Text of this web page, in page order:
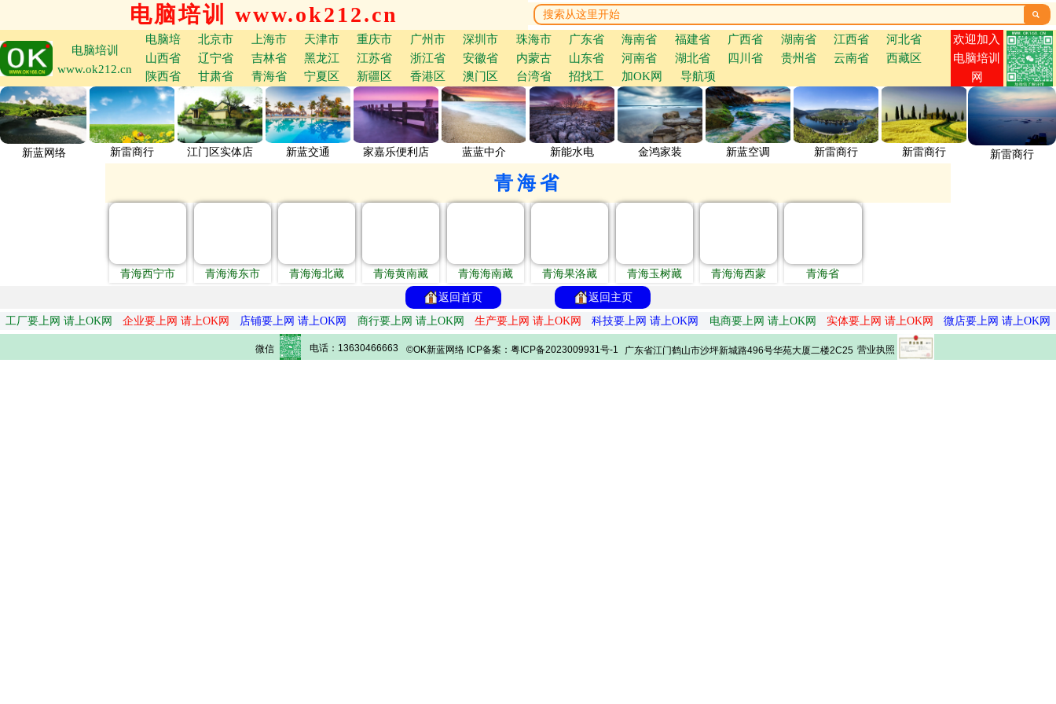
电脑培训 www.ok212.cn 
电脑培训
www.ok212.cn
电脑培 北京市 上海市 天津市 重庆市 广州市 深圳市 珠海市 广东省 海南省 福建省 广西省 湖南省 江西省
河北省
山西省
辽宁省 吉林省 黑龙江 江苏省 浙江省 安徽省 内蒙古 山东省 河南省 湖北省 四川省 贵州省 云南省
西藏区
陕西省
甘肃省 青海省 宁夏区 新疆区 香港区 澳门区 台湾省 招找工 加OK网 导航项
欢迎加入
电脑培训
网
新蓝网络 新雷商行 江门区实体店 新蓝交通 家嘉乐便利店 蓝蓝中介 新能水电 金鸿家装 新蓝空调 新雷商行 新雷商行 新雷商行
青海省
青海西宁市 青海海东市 青海海北藏 青海黄南藏 青海海南藏 青海果洛藏 青海玉树藏 青海海西蒙
青海省
返回首页
返回主页
工厂要上网 请上OK网
企业要上网 请上OK网 店铺要上网 请上OK网 商行要上网 请上OK网 生产要上网 请上OK网 科技要上网 请上OK网 电商要上网 请上OK网 实体要上网 请上OK网 微店要上网 请上OK网
微信 电话：13630466663 ©OK新蓝网络 ICP备案：粤ICP备2023009931号-1 广东省江门鹤山市沙坪新城路496号华苑大厦二楼2C25 营业执照